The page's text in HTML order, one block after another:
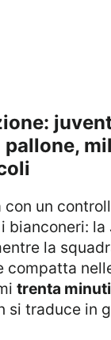
bianconeri: la
la
compatta
trenta minuti
si traduce in